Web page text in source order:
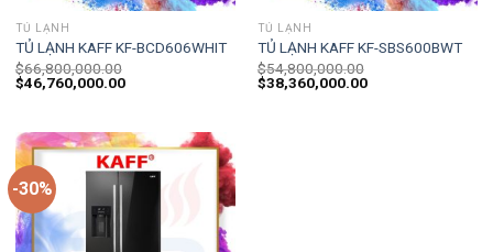
TỦ LẠNH
TỦ LẠNH KAFF KF-BCD606WHIT
$66,800,000.00
$46,760,000.00
TỦ LẠNH
TỦ LẠNH KAFF KF-SBS600BWT
$54,800,000.00
$38,360,000.00
-30%